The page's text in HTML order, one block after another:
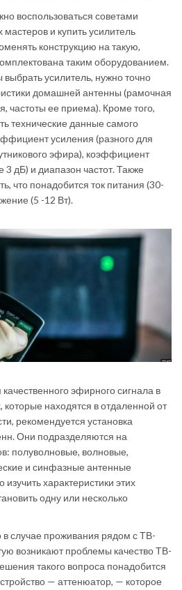
воспользоваться советами
и купить усилитель
конструкцию на такую,
таким оборудованием.
выбрать усилитель, нужно точно
домашней антенны (рамочная
частоты ее приема). Кроме того,
технические данные самого
усиления (разного для
эфира), коэффициент
дБ) и диапазон частот. Также
что понадобится ток питания (30-
(5 -12 Вт).
эфирного сигнала в
которые находятся в отдаленной от
рекомендуется установка
Они подразделяются на
полуволновые, волновые,
и синфазные антенные
характеристики этих
одну или несколько
в случае проживания рядом с ТВ-
возникают проблемы качество ТВ-
такого вопроса понадобится
— аттенюатор, — которое